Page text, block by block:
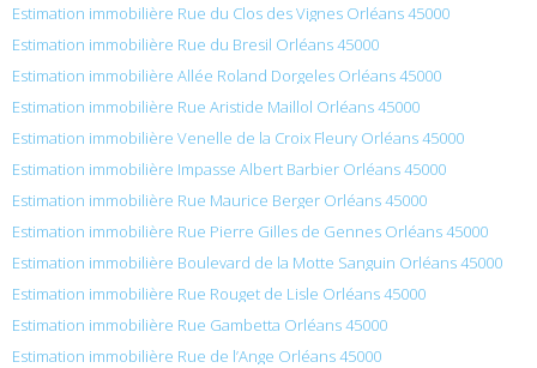
Estimation immobilière Rue du Clos des Vignes Orléans 45000
Estimation immobilière Rue du Bresil Orléans 45000
Estimation immobilière Allée Roland Dorgeles Orléans 45000
Estimation immobilière Rue Aristide Maillol Orléans 45000
Estimation immobilière Venelle de la Croix Fleury Orléans 45000
Estimation immobilière Impasse Albert Barbier Orléans 45000
Estimation immobilière Rue Maurice Berger Orléans 45000
Estimation immobilière Rue Pierre Gilles de Gennes Orléans 45000
Estimation immobilière Boulevard de la Motte Sanguin Orléans 45000
Estimation immobilière Rue Rouget de Lisle Orléans 45000
Estimation immobilière Rue Gambetta Orléans 45000
Estimation immobilière Rue de l’Ange Orléans 45000